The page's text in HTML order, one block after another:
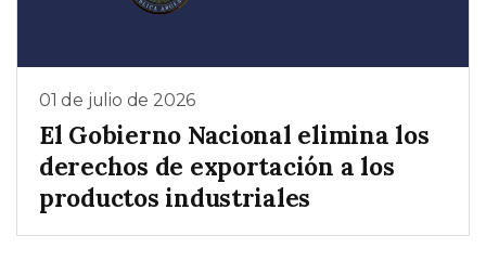
01 de julio de 2026
El Gobierno Nacional elimina los
derechos de exportación a los
productos industriales